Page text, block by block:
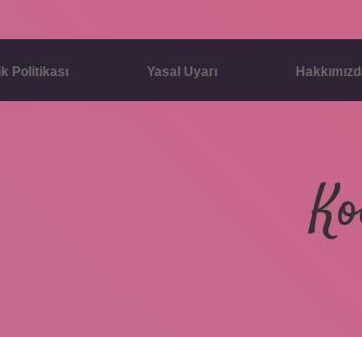
Politikası Yasal Uyarı